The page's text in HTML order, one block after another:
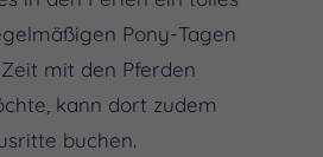
Pony-Tagen
mit den Pferden
kann dort zudem
buchen.